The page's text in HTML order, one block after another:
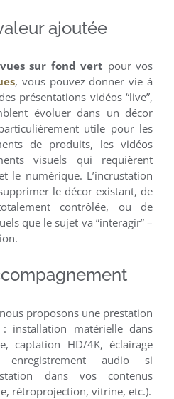
ajoutée
sur fond vert pour vos
, vous pouvez donner vie à
présentations vidéos “live”,
évoluer dans un décor
utile pour les
de produits, les vidéos
visuels qui requièrent
le numérique. L’incrustation
le décor existant, de
contrôlée, ou de
que le sujet va “interagir” –
proposons une prestation
installation matérielle dans
captation HD/4K, éclairage
enregistrement audio si
dans vos contenus
rétroprojection, vitrine, etc.).